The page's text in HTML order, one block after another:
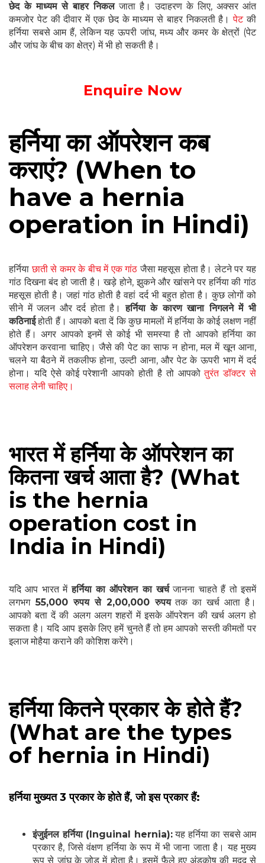
छेद के माध्यम से बाहर निकलजाता है। उदाहरण के लिए, अक्सर आंत
कमजोर पेट की दीवार में एक छेद के माध्यम से बाहर निकलती है।पेटकी
हर्निया सबसे आम हैं, लेकिन यह ऊपरी जांघ, मध्य और कमर के क्षेत्रों (पेट
और जांघ के बीच का क्षेत्र) में भी हो सकती है।
Enquire Now
हर्निया का ऑपरेशन कब
कराएं? (When to
have a hernia
operation in Hindi)
हर्नियाछाती से कमर के बीच में एक गांठ जैसा महसूस होता है। लेटने पर यह
गांठ दिखना बंद हो जाती है। खड़े होने, झुकने और खांसने पर हर्निया की गांठ
महसूस होती है। जहां गांठ होती है वहां दर्द भी बहुत होता है। कुछ लोगों को
सीने में जलन और दर्द होता है।हर्निया के कारण खाना निगलने में भी
कठिनाईहोती हैं। आपको बता दें कि कुछ मामलों में हर्निया के कोई लक्षण नहीं
होते हैं। अगर आपको इनमें से कोई भी समस्या है तो आपको हर्निया का
ऑपरेशन करवाना चाहिए। जैसे की पेट का साफ न होना, मल में खून आना,
चलने या बैठने में तकलीफ होना, उल्टी आना, और पेट के ऊपरी भाग में दर्द
होना। यदि ऐसे कोई परेशानी आपको होती है तो आपकोतुरंत डॉक्टर से
सलाह लेनी चाहिए।
भारत में हर्निया के ऑपरेशन का
कितना खर्च आता है? (What
is the hernia
operation cost in
India in Hindi)
यदि आप भारत मेंहर्निया का ऑपरेशन का खर्चजानना चाहते हैं तो इसमें
लगभग55,000 रुपय से 2,00,000 रुपयतक का खर्च आता है।
आपको बता दें की अलग अलग शहरों में इसके ऑपरेशन की खर्च अलग हो
सकता है। यदि आप इसके लिए हमें चुनते हैं तो हम आपको सस्ती कीमतों पर
इलाज मोहैया कराने की कोशिश करेंगे।
हर्निया कितने प्रकार के होते हैं?
(What are the types
of hernia in Hindi)
हर्निया मुख्यत 3 प्रकार के होते हैं, जो इस प्रकार हैं:
इंजुईनल हर्निया (Inguinal hernia):यह हर्निया का सबसे आम
प्रकार है, जिसे वंक्षण हर्निया के रूप में भी जाना जाता है। यह मुख्य
रूप से जांघ के जोड़ में होता है। इसमें फैले हुए अंडकोष की मदद से